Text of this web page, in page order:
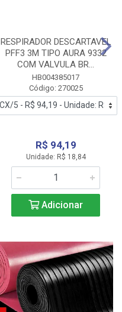
RESPIRADOR DESCARTAVEL
PFF3 3M TIPO AURA 9332
COM VALVULA BR...
HB004385017
Código: 270025
R$ 94,19
Unidade: R$ 18,84
Adicionar